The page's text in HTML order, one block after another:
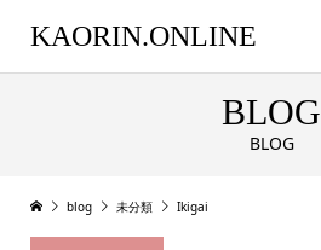
KAORIN.ONLINE
BLOG
BLOG
blog 未分類 Ikigai